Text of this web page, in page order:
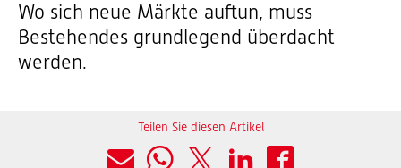
Wo sich neue Märkte auftun, muss
Bestehendes grundlegend überdacht
werden.
Teilen Sie diesen Artikel